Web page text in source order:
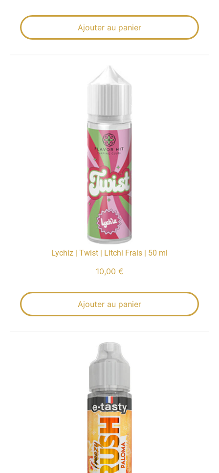
Ajouter au panier
Lychiz | Twist | Litchi Frais | 50 ml
10,00 €
Ajouter au panier